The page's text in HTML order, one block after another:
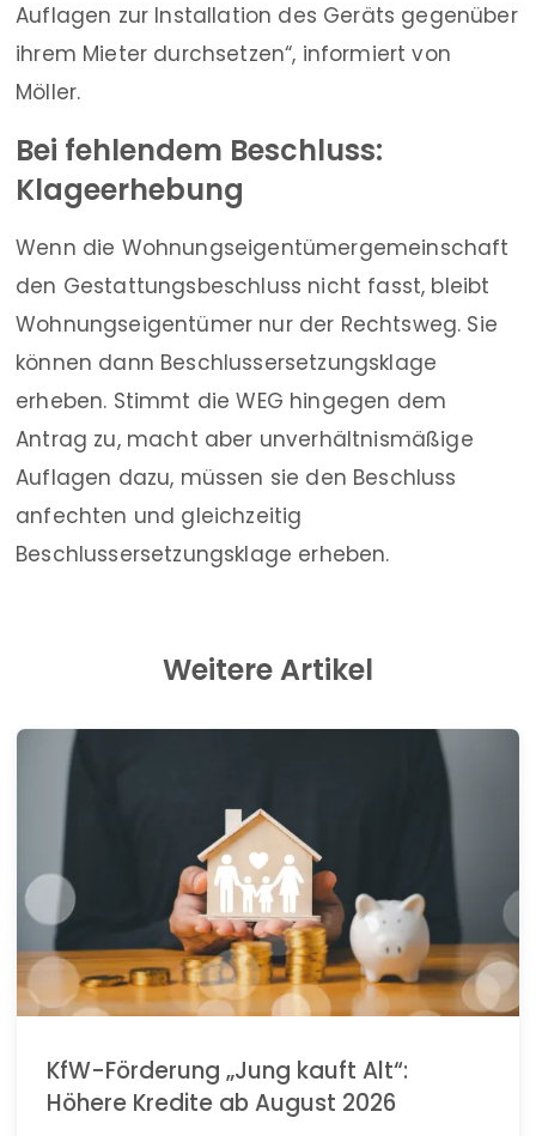
Auflagen zur Installation des Geräts gegenüber
ihrem Mieter durchsetzen“, informiert von
Möller.
Bei fehlendem Beschluss:
Klageerhebung
Wenn die Wohnungseigentümergemeinschaft
den Gestattungsbeschluss nicht fasst, bleibt
Wohnungseigentümer nur der Rechtsweg. Sie
können dann Beschlussersetzungsklage
erheben. Stimmt die WEG hingegen dem
Antrag zu, macht aber unverhältnismäßige
Auflagen dazu, müssen sie den Beschluss
anfechten und gleichzeitig
Beschlussersetzungsklage erheben.
Weitere Artikel
KfW-Förderung „Jung kauft Alt“:
Höhere Kredite ab August 2026